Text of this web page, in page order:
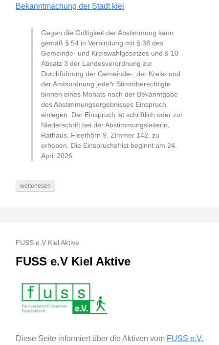
Bekanntmachung der Stadt kiel
Gegen die Gültigkeit der Abstimmung kann
gemäß § 54 in Verbindung mit § 38 des
Gemeinde- und Kreiswahlgesetzes und § 10
Absatz 3 der Landesverordnung zur
Durchführung der Gemeinde-, der Kreis- und
der Amtsordnung jede*r Stimmberechtigte
binnen eines Monats nach der Bekanntgabe
des Abstimmungsergebnisses Einspruch
einlegen. Der Einspruch ist schriftlich oder zur
Niederschrift bei der Abstimmungsleiterin,
Rathaus, Fleethörn 9, Zimmer 142, zu
erheben. Die Einspruchsfrist beginnt am 24.
April 2026.
weiterlesen
FUSS e.V Kiel Aktive
FUSS e.V Kiel Aktive
Diese Seite informiert über die Aktiven vom FUSS e.V.